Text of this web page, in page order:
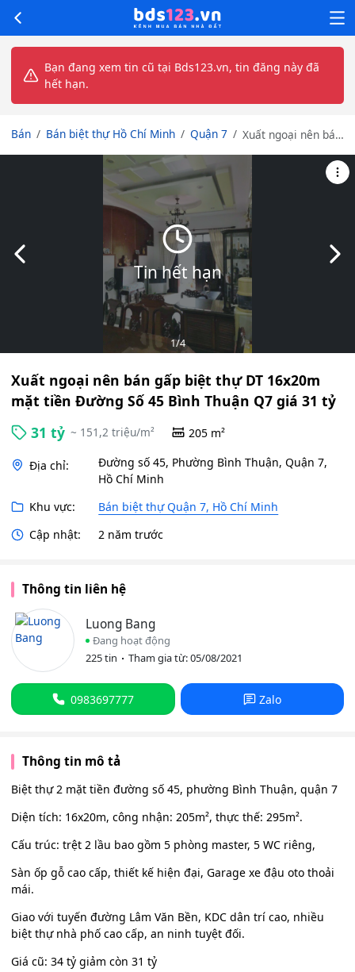
Bạn đang xem tin cũ tại Bds123.vn, tin đăng này đã
hết hạn.
Bán Bán biệt thự Hồ Chí Minh Quận 7
Xuất ngoại nên bán
16x20m mặt tiền
Đường Số 45 Bình
Thuận Q7 giá 31 tỷ
Tin hết hạn
Slide trước
1/4
Xuất ngoại nên bán gấp biệt thự DT 16x20m
mặt tiền Đường Số 45 Bình Thuận Q7 giá 31 tỷ
31 tỷ ~ 151,2 triệu/m² 205 m²
Địa chỉ:
Đường số 45, Phường Bình Thuận, Quận 7,
Hồ Chí Minh
Khu vực:
Bán biệt thự Quận 7, Hồ Chí Minh
Cập nhật:
2 năm trước
Thông tin liên hệ
Luong Bang
Đang hoạt động
225 tin
Tham gia từ: 05/08/2021
0983697777 Zalo
Thông tin mô tả
Biệt thự 2 mặt tiền đường số 45, phường Bình Thuận, quận 7
Diện tích: 16x20m, công nhận: 205m², thực thế: 295m².
Cấu trúc: trệt 2 lầu bao gồm 5 phòng master, 5 WC riêng,
Sàn ốp gỗ cao cấp, thiết kế hiện đại, Garage xe đậu oto thoải
mái.
Giao với tuyến đường Lâm Văn Bền, KDC dân trí cao, nhiều
biệt thự nhà phố cao cấp, an ninh tuyệt đối.
Giá cũ: 34 tỷ giảm còn 31 tỷ